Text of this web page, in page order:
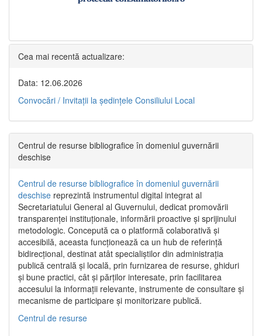
Cea mai recentă actualizare:
Data: 12.06.2026
Convocări / Invitaţii la şedinţele Consiliului Local
Centrul de resurse bibliografice în domeniul guvernării
deschise
Centrul de resurse bibliografice în domeniul guvernării
deschise reprezintă instrumentul digital integrat al
Secretariatului General al Guvernului, dedicat promovării
transparenței instituționale, informării proactive și sprijinului
metodologic. Concepută ca o platformă colaborativă și
accesibilă, aceasta funcționează ca un hub de referință
bidirecțional, destinat atât specialiștilor din administrația
publică centrală și locală, prin furnizarea de resurse, ghiduri
și bune practici, cât și părților interesate, prin facilitarea
accesului la informații relevante, instrumente de consultare și
mecanisme de participare și monitorizare publică.
Centrul de resurse